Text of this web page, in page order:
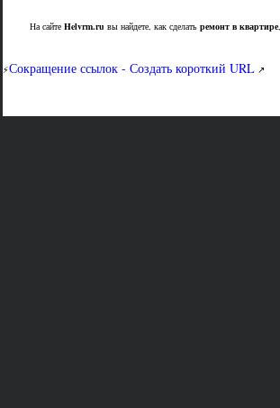
На сайте Helvrm.ru вы найдете, как сделать ремонт в квартире,
⚡Сокращение ссылок - Создать короткий URL↗